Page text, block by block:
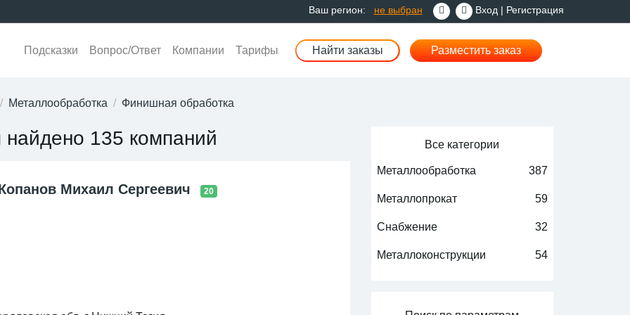
Ваш регион: не выбран Вход | Регистрация
Подсказки Вопрос/Ответ Компании Тарифы Найти заказы Разместить заказ
Металлообработка Финишная обработка
найдено 135 компаний
Михаил Сергеевич 20
Все категории
Металлообработка 387
Металлопрокат 59
Снабжение 32
Металлоконструкции 54